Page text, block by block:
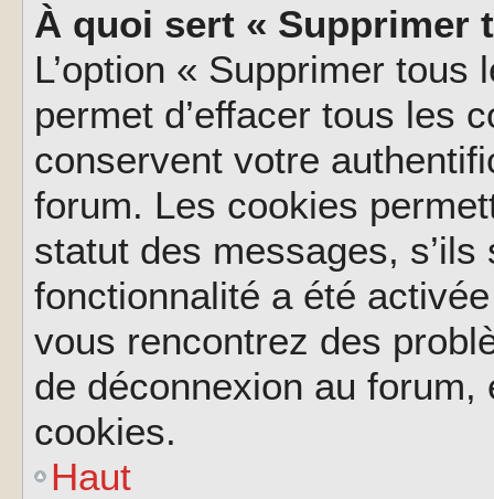
À quoi sert « Supprimer
L’option « Supprimer
permet d’effacer tous les
conservent votre
forum. Les cookies
statut des messages,
fonctionnalité a été
vous rencontrez des
de déconnexion au
cookies.
Haut